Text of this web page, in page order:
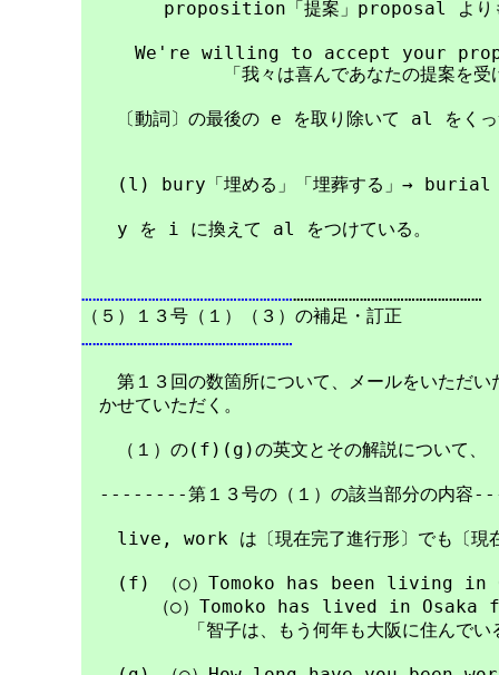
proposition「提案」proposal よりもは
We're willing to accept your
「我々は喜んであなたの提案を受け
〔動詞〕の最後の e を取り除いて al をくっ
(l) bury「埋める」「埋葬する」→ burial「
y を i に換えて al をつけている。
………………………………………………………………………………………………
…………………………………………………
第１３回の数箇所について、メールをいただい
かせていただく。
（１）の(f)(g)の英文とその解説について、
--------第１３号の（１）の該当部分
live, work は〔現在完了進行形〕でも〔現在
(f) （○）Tomoko has been living in
（○）Tomoko has lived in Osaka
「智子は、もう何年も大阪に住んでい